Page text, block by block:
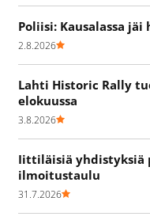
Poliisi: Kausalassa
2.8.2026
Lahti Historic Rally
elokuussa
3.8.2026
Iittiläisiä yhdistyksiä
ilmoitustaulu
31.7.2026